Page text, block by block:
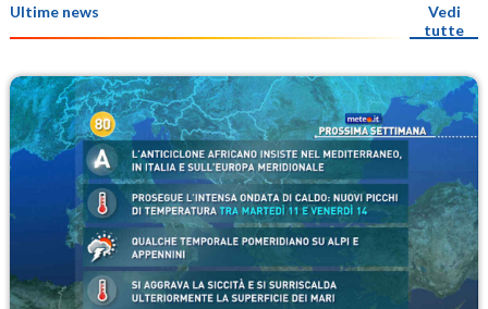
Ultime news
Vedi
tutte